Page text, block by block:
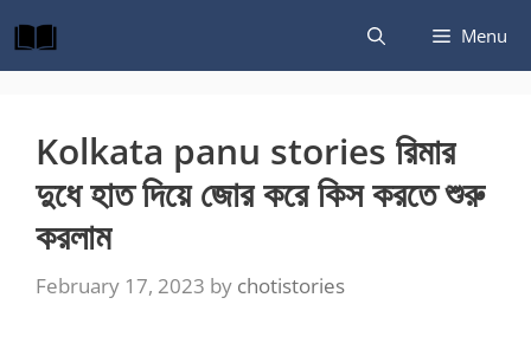
to
content
Menu
Kolkata panu stories রিমার
দুধে হাত দিয়ে জোর করে কিস করতে শুরু
করলাম
February 17, 2023 by chotistories